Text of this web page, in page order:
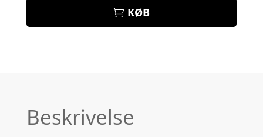
KØB
Beskrivelse